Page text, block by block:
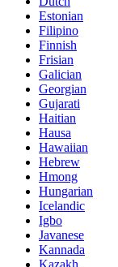
Estonian
Filipino
Finnish
Frisian
Galician
Georgian
Gujarati
Haitian
Hausa
Hawaiian
Hebrew
Hmong
Hungarian
Icelandic
Igbo
Javanese
Kannada
Kazakh